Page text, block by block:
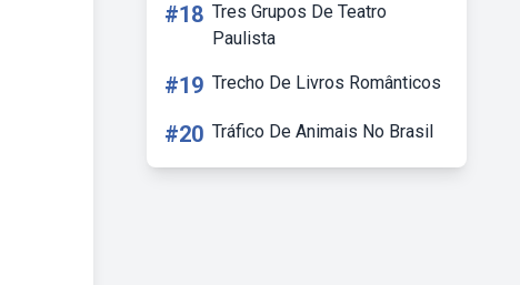
#18 Tres Grupos De Teatro
Paulista
#19 Trecho De Livros Românticos
#20 Tráfico De Animais No Brasil